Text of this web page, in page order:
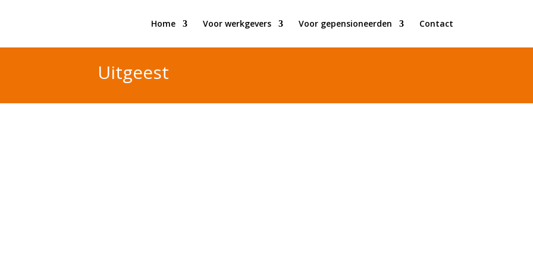
Home Voor werkgevers Voor gepensioneerden Contact
Uitgeest